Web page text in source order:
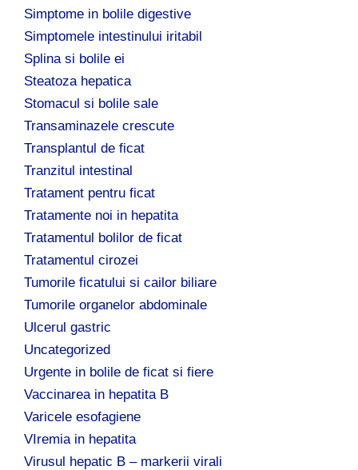
Simptome in bolile digestive
Simptomele intestinului iritabil
Splina si bolile ei
Steatoza hepatica
Stomacul si bolile sale
Transaminazele crescute
Transplantul de ficat
Tranzitul intestinal
Tratament pentru ficat
Tratamente noi in hepatita
Tratamentul bolilor de ficat
Tratamentul cirozei
Tumorile ficatului si cailor biliare
Tumorile organelor abdominale
Ulcerul gastric
Uncategorized
Urgente in bolile de ficat si fiere
Vaccinarea in hepatita B
Varicele esofagiene
VIremia in hepatita
Virusul hepatic B – markerii virali